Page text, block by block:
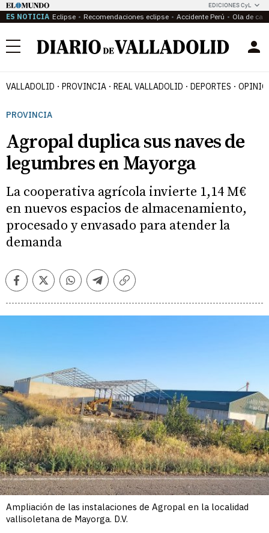
EDICIONES CyL
ES NOTICIA Eclipse Recomendaciones eclipse Accidente Perú Ola de
Menú
VALLADOLID PROVINCIA REAL VALLADOLID DEPORTES
PROVINCIA
Agropal duplica sus naves de
legumbres en Mayorga
La cooperativa agrícola invierte 1,14 M€
en nuevos espacios de almacenamiento,
procesado y envasado para atender la
demanda
FacebookTwitterWhatsappTelegramCopiar
Ampliación de las instalaciones de Agropal en la localidad
vallisoletana de Mayorga. D.V.